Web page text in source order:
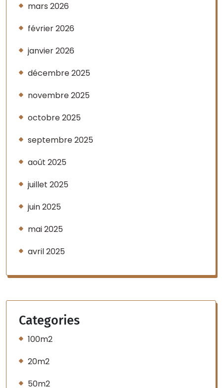
mars 2026
février 2026
janvier 2026
décembre 2025
novembre 2025
octobre 2025
septembre 2025
août 2025
juillet 2025
juin 2025
mai 2025
avril 2025
Categories
100m2
20m2
50m2